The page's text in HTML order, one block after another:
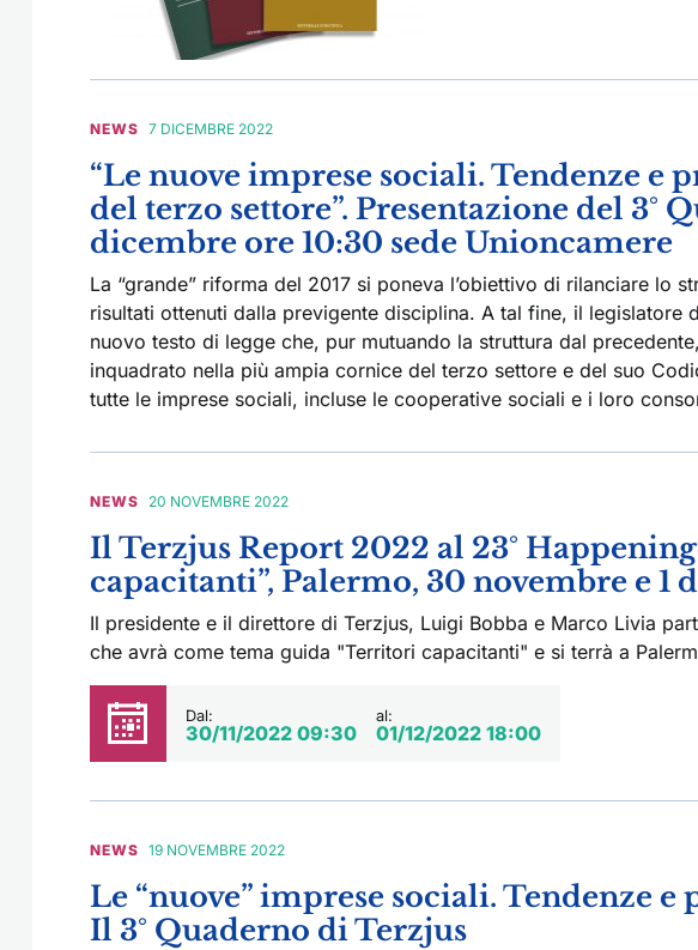
NEWS 7 DICEMBRE 2022
“Le nuove imprese sociali. Tendenze e
del terzo settore”. Presentazione del 3°
dicembre ore 10:30 sede Unioncamere
La “grande” riforma del 2017 si poneva l’obiettivo di rilanciare lo
risultati ottenuti dalla previgente disciplina. A tal fine, il legislatore
nuovo testo di legge che, pur mutuando la struttura dal
inquadrato nella più ampia cornice del terzo settore e del suo
tutte le imprese sociali, incluse le cooperative sociali e i loro
NEWS 20 NOVEMBRE 2022
Il Terzjus Report 2022 al 23°
capacitanti”, Palermo, 30 novembre e 1
Il presidente e il direttore di Terzjus, Luigi Bobba e Marco Livia
che avrà come tema guida "Territori capacitanti" e si terrà a
Dal:
30/11/2022 09:30
al:
01/12/2022 18:00
NEWS 19 NOVEMBRE 2022
Le “nuove” imprese sociali. Tendenze
Il 3° Quaderno di Terzjus